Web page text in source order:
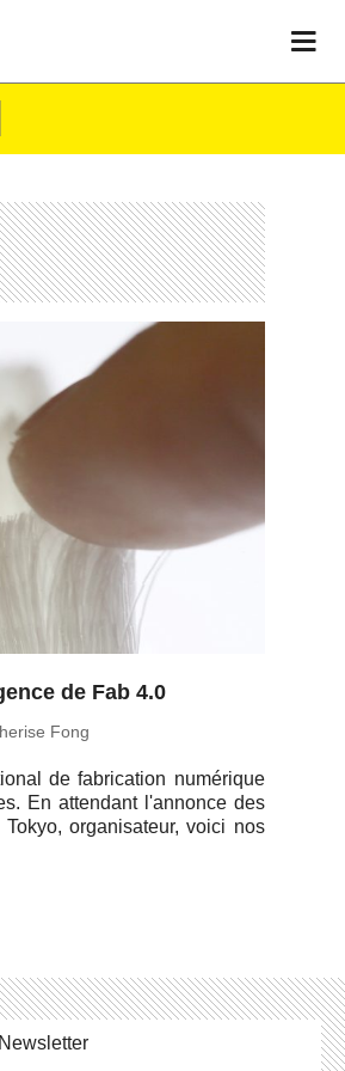
de Fab 4.0
Fong
de fa­bri­ca­tion nu­mé­rique
En at­ten­dant l'an­nonce des
or­ga­ni­sa­teur, voici nos
News­let­ter